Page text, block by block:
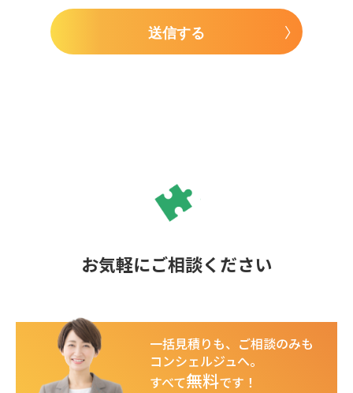
送信する
お気軽にご相談ください
一括見積りも、ご相談のみも
コンシェルジュへ。
すべて無料です！